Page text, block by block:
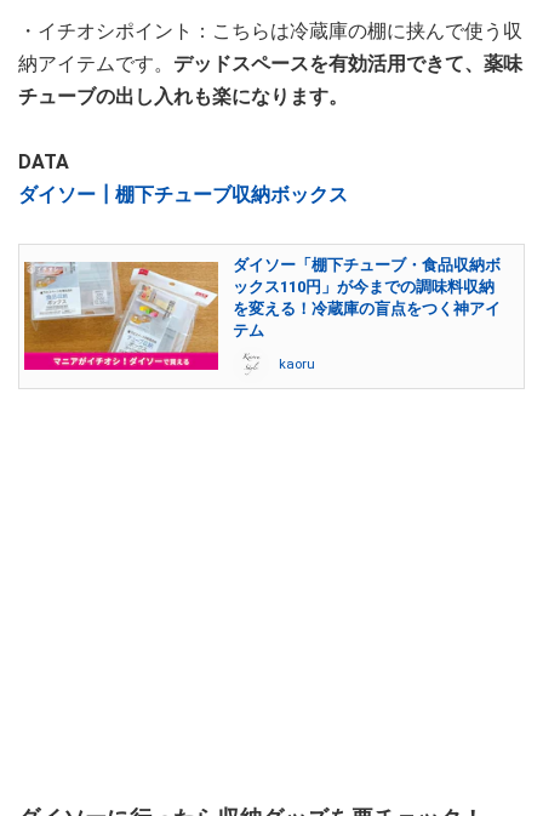
・イチオシポイント：こちらは冷蔵庫の棚に挟んで使う収
納アイテムです。 デッドスペースを有効活用できて、薬味
チューブの出し入れも楽になります。
DATA
ダイソー┃棚下チューブ収納ボックス
ダイソー「棚下チューブ・食品収納ボ
ックス110円」が今までの調味料収納
を変える！冷蔵庫の盲点をつく神アイ
テム
kaoru